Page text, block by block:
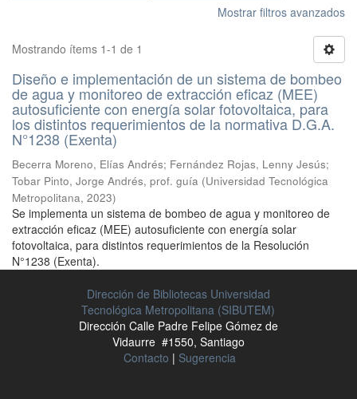
Mostrar filtros avanzados
Mostrando ítems 1-1 de 1
Diseño e implementación de un sistema de bombeo
de agua y monitoreo de extracción eficaz (MEE)
autosuficiente con energía solar fotovoltaica, para
los distintos requerimientos de la normativa D.G.A.
N°1238 (Exenta)
Becerra Moreno, Elías Andrés; Fernández Rojas, Lenny Jesús;
Tobar Pinto, Jorge Andrés, prof. guía (Universidad Tecnológica
Metropolitana, 2023)
Se implementa un sistema de bombeo de agua y monitoreo de
extracción eficaz (MEE) autosuficiente con energía solar
fotovoltaica, para distintos requerimientos de la Resolución
N°1238 (Exenta).
Dirección de Bibliotecas Universidad
Tecnológica Metropolitana (SIBUTEM)
Dirección Calle Padre Felipe Gómez de
Vidaurre #1550, Santiago
Contacto | Sugerencia